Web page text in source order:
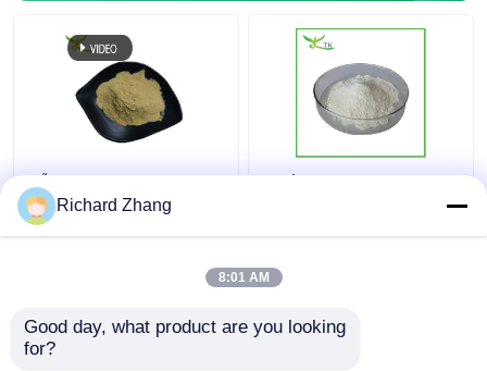
Hỗn hòa trong nước
70% 80% Beta Glucan
bột chất lượng thực
Chất ăn loại men Beta
Glucan bột 85% Lượng
Richard Zhang
8:01 AM
Good day, what product are you looking
for?